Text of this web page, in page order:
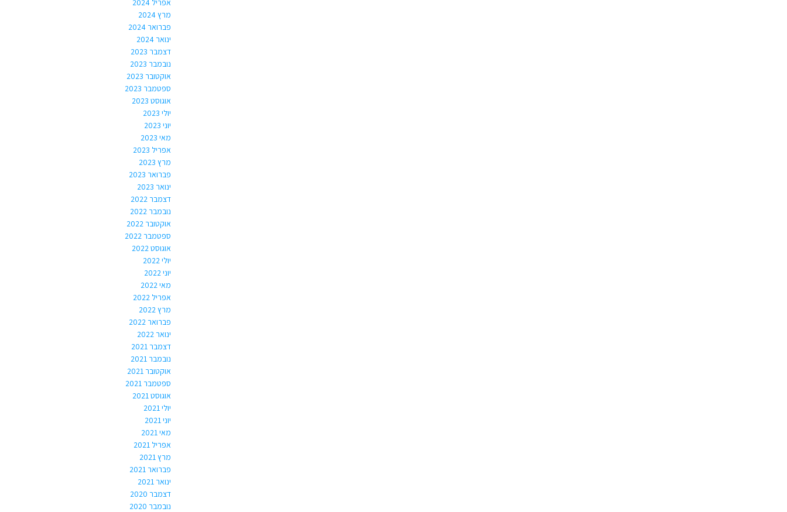
מרץ 2024
פברואר 2024
ינואר 2024
דצמבר 2023
נובמבר 2023
אוקטובר 2023
ספטמבר 2023
אוגוסט 2023
יולי 2023
יוני 2023
מאי 2023
אפריל 2023
מרץ 2023
פברואר 2023
ינואר 2023
דצמבר 2022
נובמבר 2022
אוקטובר 2022
ספטמבר 2022
אוגוסט 2022
יולי 2022
יוני 2022
מאי 2022
אפריל 2022
מרץ 2022
פברואר 2022
ינואר 2022
דצמבר 2021
נובמבר 2021
אוקטובר 2021
ספטמבר 2021
אוגוסט 2021
יולי 2021
יוני 2021
מאי 2021
אפריל 2021
מרץ 2021
פברואר 2021
ינואר 2021
דצמבר 2020
נובמבר 2020